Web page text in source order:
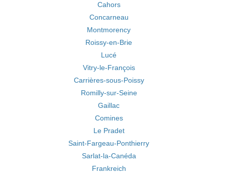
Cahors
Concarneau
Montmorency
Roissy-en-Brie
Lucé
Vitry-le-François
Carrières-sous-Poissy
Romilly-sur-Seine
Gaillac
Comines
Le Pradet
Saint-Fargeau-Ponthierry
Sarlat-la-Canéda
Frankreich